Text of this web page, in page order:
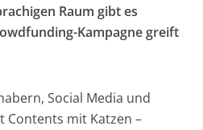
Raum gibt es
Kampagne greift
Social Media und
Contents mit Katzen –